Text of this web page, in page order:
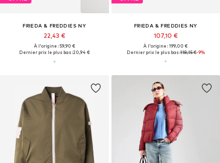
FRIEDA & FREDDIES NY
22,43 €
À l'origine : 59,90 €
Dernier prix le plus bas :20,94 €
FRIEDA & FREDDIES NY
107,10 €
À l'origine : 199,00 €
Dernier prix le plus bas :118,15 €-9%